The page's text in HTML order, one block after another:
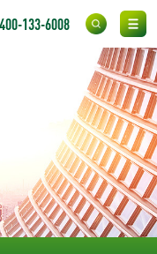
400-133-6008
测
金属硬度测试
喷嘴检测
气弹簧检测